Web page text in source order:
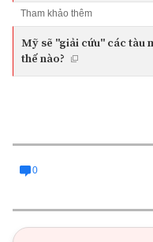
Tham khảo thêm
Mỹ sẽ "giải cứu" các tàu
thế nào?
0